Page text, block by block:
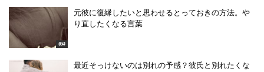
復縁
元彼に復縁したいと思わせるとっておきの方法。や
り直したくなる言葉
最近そっけないのは別れの予感？彼氏と別れたくな